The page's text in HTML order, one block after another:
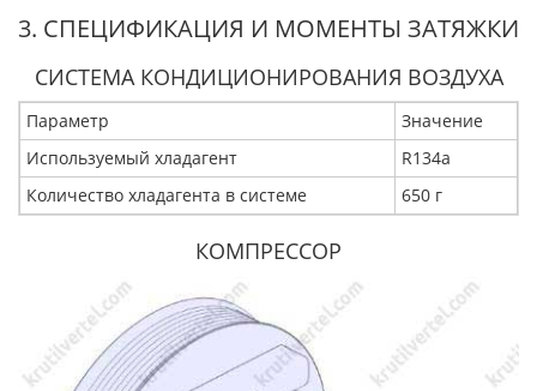
3. СПЕЦИФИКАЦИЯ И МОМЕНТЫ ЗАТЯЖКИ
СИСТЕМА КОНДИЦИОНИРОВАНИЯ ВОЗДУХА
Параметр
Значение
Используемый хладагент
R134a
Количество хладагента в системе
650 г
КОМПРЕССОР